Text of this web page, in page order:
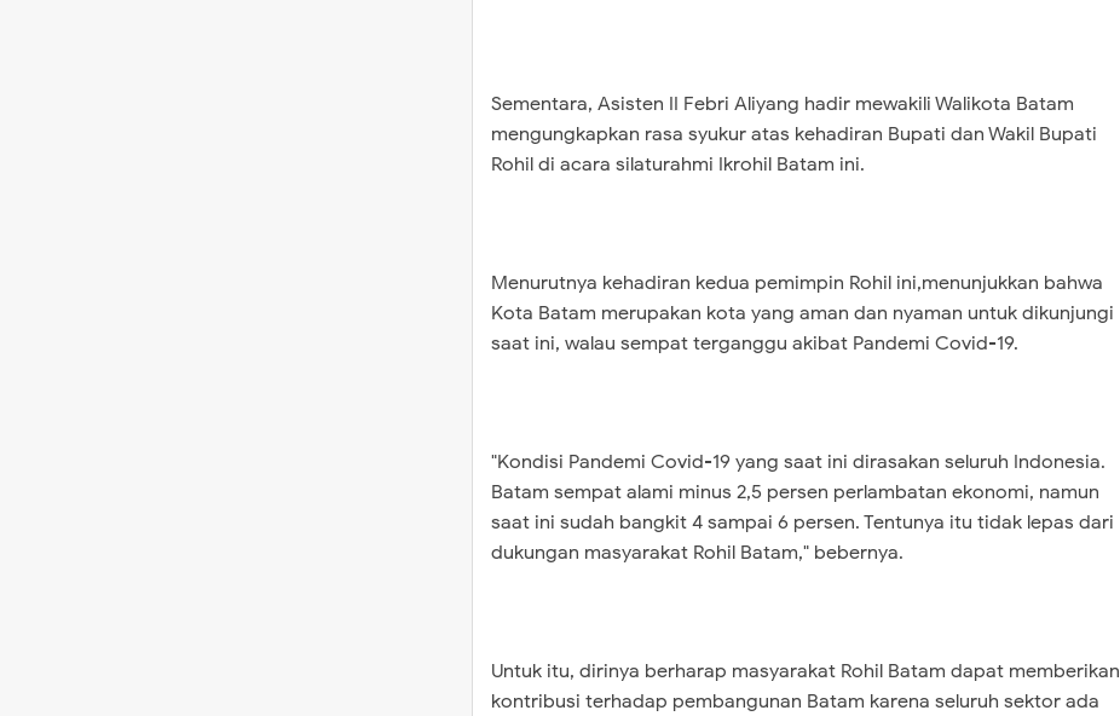
Sementara, Asisten II Febri Aliyang hadir mewakili Walikota Batam
mengungkapkan rasa syukur atas kehadiran Bupati dan Wakil Bupati
Rohil di acara silaturahmi Ikrohil Batam ini.
Menurutnya kehadiran kedua pemimpin Rohil ini,menunjukkan bahwa
Kota Batam merupakan kota yang aman dan nyaman untuk dikunjungi
saat ini, walau sempat terganggu akibat Pandemi Covid-19.
"Kondisi Pandemi Covid-19 yang saat ini dirasakan seluruh Indonesia.
Batam sempat alami minus 2,5 persen perlambatan ekonomi, namun
saat ini sudah bangkit 4 sampai 6 persen. Tentunya itu tidak lepas dari
dukungan masyarakat Rohil Batam," bebernya.
Untuk itu, dirinya berharap masyarakat Rohil Batam dapat memberikan
kontribusi terhadap pembangunan Batam karena seluruh sektor ada